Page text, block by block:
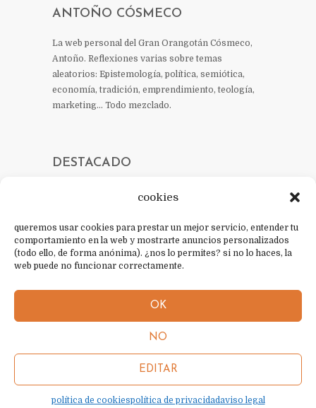
cookies
queremos usar cookies para prestar un mejor servicio, entender tu
comportamiento en la web y mostrarte anuncios personalizados
(todo ello, de forma anónima). ¿nos lo permites? si no lo haces, la
web puede no funcionar correctamente.
OK
NO
EDITAR
política de cookiespolítica de privacidadaviso legal
ANTOÑO CÓSMECO
La web personal del Gran Orangotán Cósmeco,
Antoño. Reflexiones varias sobre temas
aleatorios: Epistemología, política, semiótica,
economía, tradición, emprendimiento, teología,
marketing… Todo mezclado.
DESTACADO
CONTACTO
política de cookies
aviso legal
sobre mí
contacto